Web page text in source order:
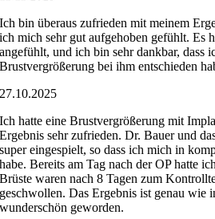
Ich bin überaus zufrieden mit meinem
ich mich sehr gut aufgehoben gefühlt. Es
angefühlt, und ich bin sehr dankbar, dass
Brustvergrößerung bei ihm entschieden
27.10.2025
Ich hatte eine Brustvergrößerung mit
Ergebnis sehr zufrieden. Dr. Bauer und
super eingespielt, so dass ich mich in
habe. Bereits am Tag nach der OP hatte
Brüste waren nach 8 Tagen zum
geschwollen. Das Ergebnis ist genau wie
wunderschön geworden.